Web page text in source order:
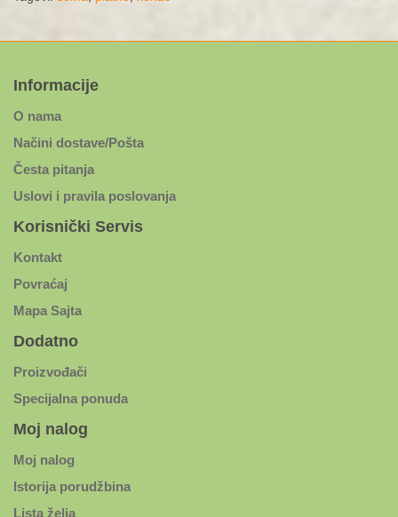
Informacije
O nama
Načini dostave/Pošta
Česta pitanja
Uslovi i pravila poslovanja
Korisnički Servis
Kontakt
Povraćaj
Mapa Sajta
Dodatno
Proizvođači
Specijalna ponuda
Moj nalog
Moj nalog
Istorija porudžbina
Lista želja